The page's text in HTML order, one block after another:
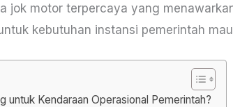
jok motor terpercaya yang
kebutuhan instansi pemerintah
Kendaraan Operasional Pemerintah?